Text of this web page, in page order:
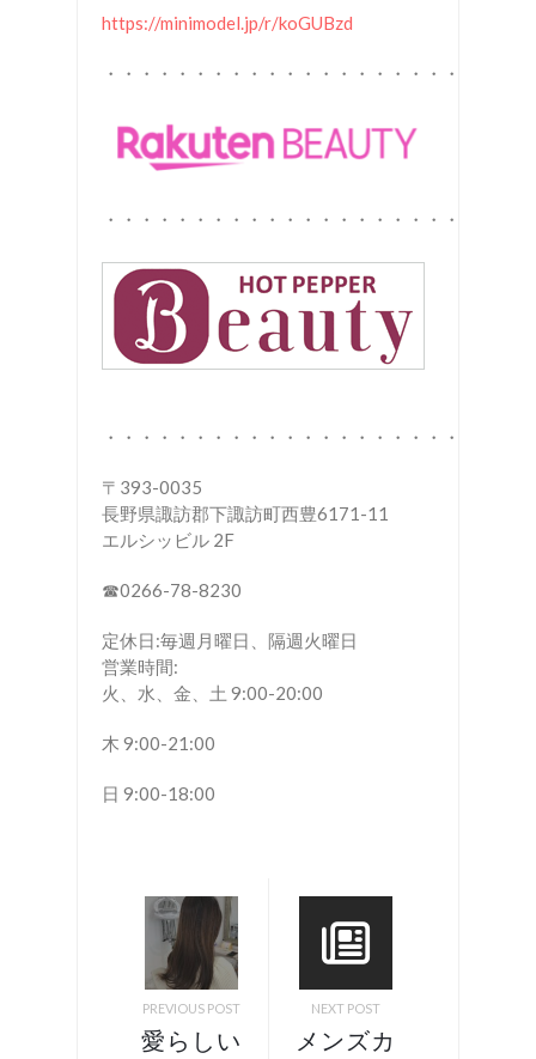
https://minimodel.jp/r/koGUBzd
・・・・・・・・・・・・・・・・・・・・・・・
・・・・・・・・・・・・・・・・・・・・・・・
・・・・・・・・・・・・・・・・・・・・・・・
〒393-0035
長野県諏訪郡下諏訪町西豊6171-11
エルシッビル 2F
☎︎0266-78-8230
定休日:毎週月曜日、隔週火曜日
営業時間:
火、水、金、土 9:00-20:00
木 9:00-21:00
日 9:00-18:00
PREVIOUS POST
愛らしい
NEXT POST
メンズカ